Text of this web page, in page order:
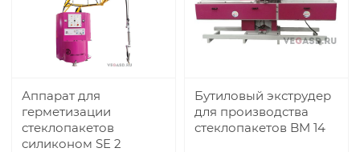
Аппарат для
герметизации
стеклопакетов
силиконом SE 2
Бутиловый экструдер
для производства
стеклопакетов BM 14